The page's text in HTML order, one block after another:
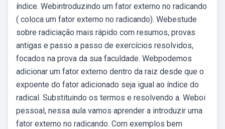
índice. Webintroduzindo um fator externo no radicando
( coloca um fator externo no radicando). Webestude
sobre radiciação mais rápido com resumos, provas
antigas e passo a passo de exercícios resolvidos,
focados na prova da sua faculdade. Webpodemos
adicionar um fator externo dentro da raiz desde que o
expoente do fator adicionado seja igual ao índice do
radical. Substituindo os termos e resolvendo a. Weboi
pessoal, nessa aula vamos aprender a introduzir uma
fator externo no radicando. Com exemplos bem